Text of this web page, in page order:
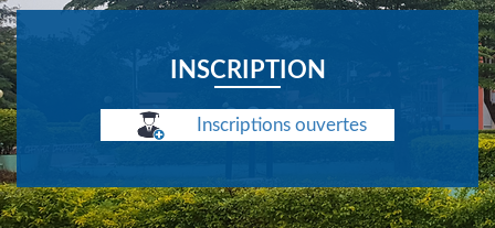
INSCRIPTION
Inscriptions ouvertes